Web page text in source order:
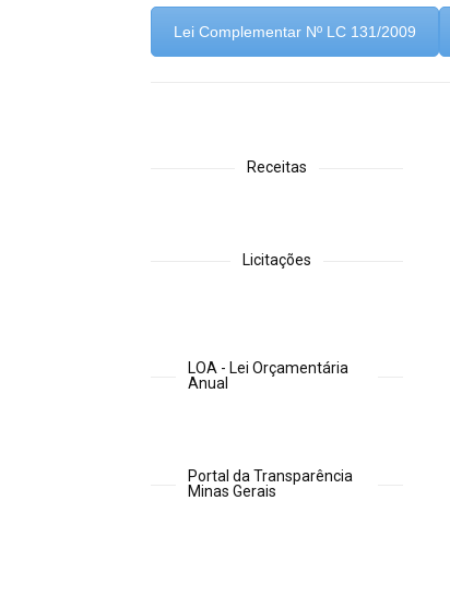
Lei Complementar Nº LC 131/2009
Receitas
Licitações
LOA - Lei Orçamentária
Anual
Portal da Transparência
Minas Gerais